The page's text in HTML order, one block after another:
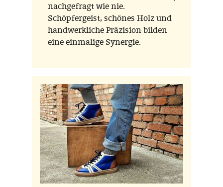
nachgefragt wie nie.
Schöpfergeist, schönes Holz und
handwerkliche Präzision bilden
eine einmalige Synergie.